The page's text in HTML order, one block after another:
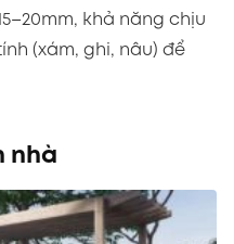
khả năng chịu
(xám, ghi, nâu) để
nhà